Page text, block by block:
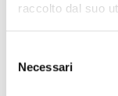
raccolto dal suo
delNecessari